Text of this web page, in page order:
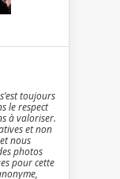
toujours
le respect
à valoriser.
et non
nous
photos
pour cette